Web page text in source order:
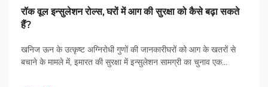
रॉक वूल इन्सुलेशन रोल्स, घरों में आग की सुरक्षा को कैसे बढ़ा सकते
हैं?
खनिज ऊन के उत्कृष्ट अग्निरोधी गुणों की जानकारीघरों को आग के खतरों से
बचाने के मामले में, इमारत की सुरक्षा में इन्सुलेशन सामग्री का चुनाव एक